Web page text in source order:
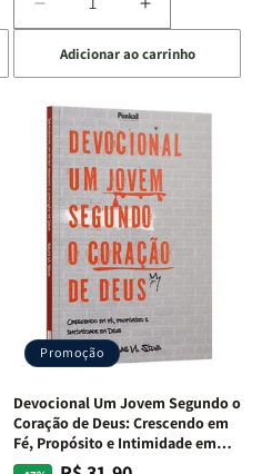
Diminuir
a
quantidade
de
Devocional
Café
com
Mulheres
da
Bíblia
Equipe
Teológica
Penkal
Aumentar
a
quantidade
de
Devocional
Café
com
Mulheres
da
Bíblia
|
Equipe
Teológica
Penkal
Adicionar ao carrinho
Promoção
Devocional Um Jovem Segundo o
Coração de Deus: Crescendo em
Fé, Propósito e Intimidade em
Deus